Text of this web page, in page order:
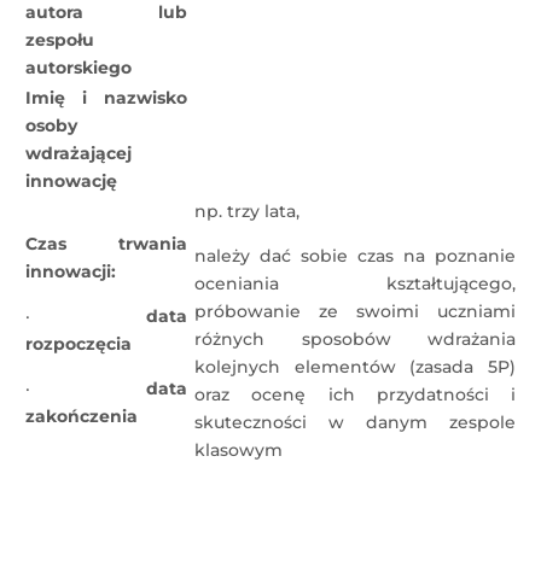
autora lub
zespołu
autorskiego
Imię i nazwisko
osoby
wdrażającej
innowację
Czas trwania
innowacji:
· data
rozpoczęcia
· data
zakończenia
np. trzy lata,
należy dać sobie czas na poznanie
oceniania kształtującego,
próbowanie ze swoimi uczniami
różnych sposobów wdrażania
kolejnych elementów (zasada 5P)
oraz ocenę ich przydatności i
skuteczności w danym zespole
klasowym